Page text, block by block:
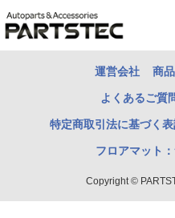
運営会社 商
よくあるご質
特定商取引法に基づく
フロアマット
Copyright ©